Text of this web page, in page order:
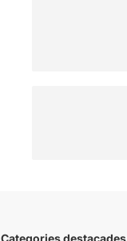
Categories destacades